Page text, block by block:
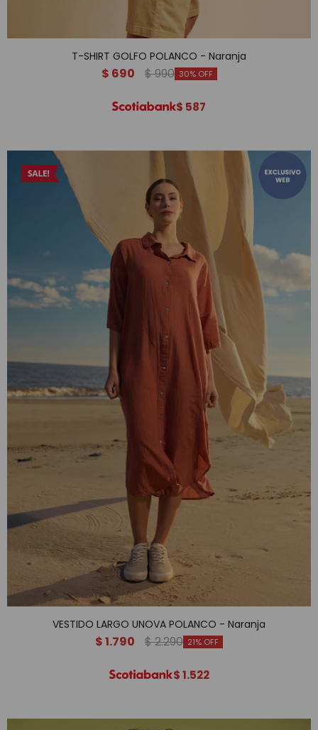
T-SHIRT GOLFO POLANCO - Naranja
$ 690 $990 30
$ 587
VESTIDO LARGO UNOVA POLANCO - Naranja
$1.790 $2.290 21
$1.522